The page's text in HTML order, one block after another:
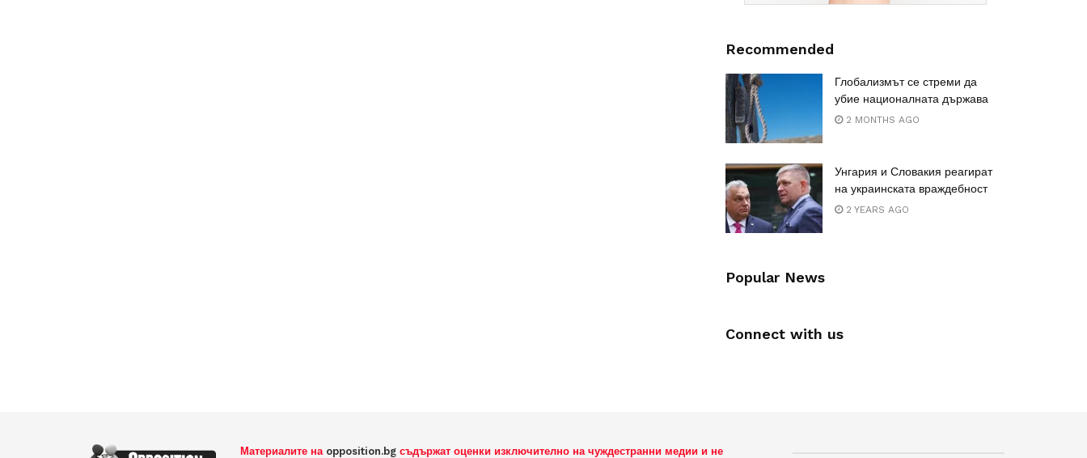
Recommended
Глобализмът се стреми да
убие националната държава
2 MONTHS AGO
Унгария и Словакия реагират
на украинската враждебност
2 YEARS AGO
Popular News
Connect with us
Материалите на opposition.bg съдържат оценки изключително на чуждестранни медии и не